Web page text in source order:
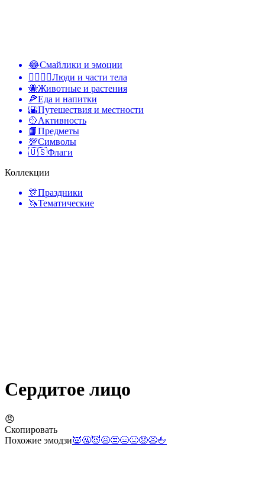
😂Смайлики и эмоции
👩‍❤️‍💋‍👨Люди и части тела
🐝Животные и растения
🍕Еда и напитки
🌇Путешествия и местности
🥎Активность
📙Предметы
💯Символы
🇺🇸Флаги
Коллекции
🎊Праздники
🦄Тематические
Сердитое лицо
😠
Скопировать
Похожие эмодзи👿🤬😈😫😒😑😖😡😩🖕